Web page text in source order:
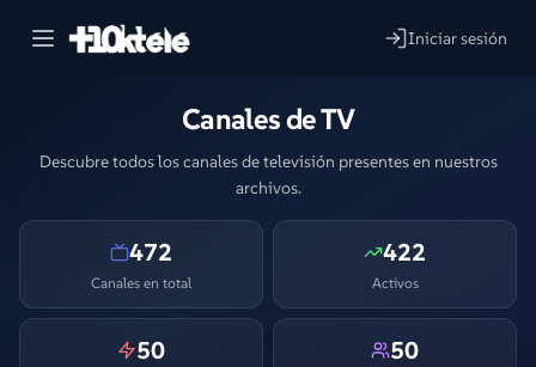
Iniciar sesión
Canales de TV
Descubre todos los canales de televisión presentes en nuestros
archivos.
472
Canales en total
422
Activos
50 50